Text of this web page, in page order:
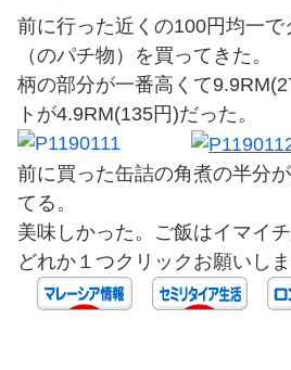
前に行った近くの100円均一
（のパチ物）を買ってきた。
柄の部分が一番高くて
トが4.9RM(135円)だった。
前に買った缶詰の角煮の半分
てる。
美味しかった。ご飯はイマイ
どれか１つクリックお願いしま